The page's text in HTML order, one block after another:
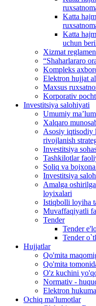
Katta
Katta
uchun
Xizmat
“Shaharlararo
Kompleks
Elektron hujjat
Maxsus
Korporativ
Investitsiya salohiyati
Umumiy
Xalqaro
Аsosiy iqtisodiy
rivojlanish
Investitsiya
Tashkilotlar
Soliq va
Investitsiya
Аmalga
loyixalari
Istiqbolli loyiha
Muvaffaqiyatli
Tender
Tender
Tender
Hujjatlar
Qo'mita
Qo'mita
O'z kuchini
Normativ -
Elektron
Ochiq ma'lumotlar